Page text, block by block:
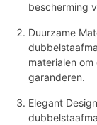
bescherming
Duurzame
materialen
garanderen.
Elegant